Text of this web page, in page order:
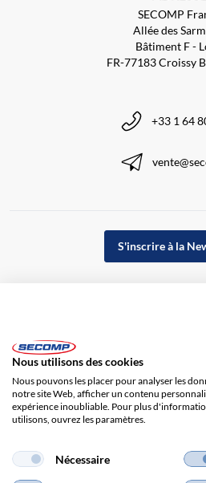
SECOMP
Allée des
Bâtiment F -
FR-77183 Croissy
+33 1 64
S'inscrire à la
Impression Responsabilité
Nous utilisons des cookies
Nous pouvons les placer pour analyser les
notre site Web, afficher un contenu
expérience inoubliable. Pour plus
utilisons, ouvrez les paramètres.
Nécessaire